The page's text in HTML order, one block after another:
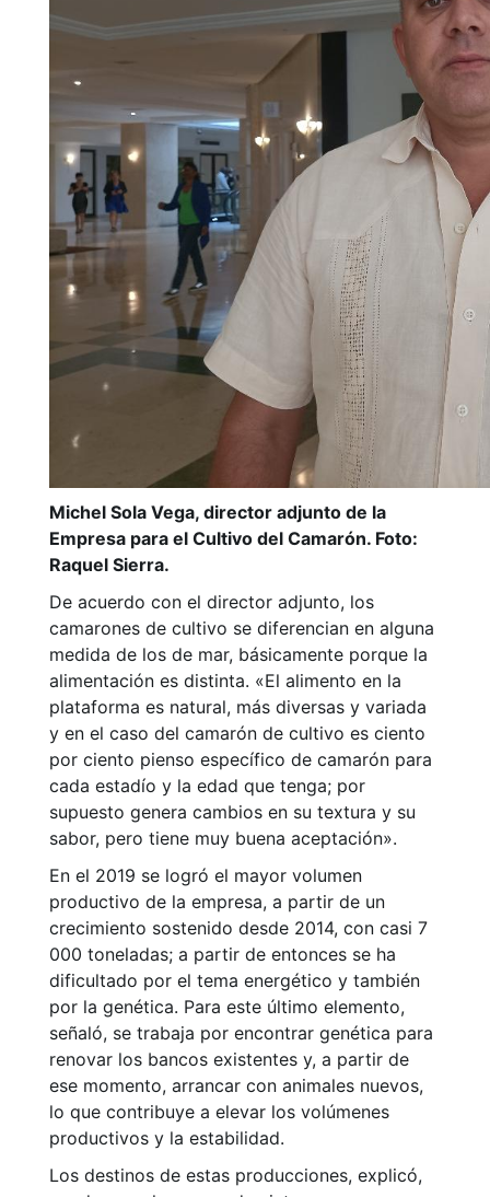
Michel Sola Vega, director adjunto de la
Empresa para el Cultivo del Camarón. Foto:
Raquel Sierra.
De acuerdo con el director adjunto, los
camarones de cultivo se diferencian en alguna
medida de los de mar, básicamente porque la
alimentación es distinta. «El alimento en la
plataforma es natural, más diversas y variada
y en el caso del camarón de cultivo es ciento
por ciento pienso específico de camarón para
cada estadío y la edad que tenga; por
supuesto genera cambios en su textura y su
sabor, pero tiene muy buena aceptación».
En el 2019 se logró el mayor volumen
productivo de la empresa, a partir de un
crecimiento sostenido desde 2014, con casi 7
000 toneladas; a partir de entonces se ha
dificultado por el tema energético y también
por la genética. Para este último elemento,
señaló, se trabaja por encontrar genética para
renovar los bancos existentes y, a partir de
ese momento, arrancar con animales nuevos,
lo que contribuye a elevar los volúmenes
productivos y la estabilidad.
Los destinos de estas producciones, explicó,